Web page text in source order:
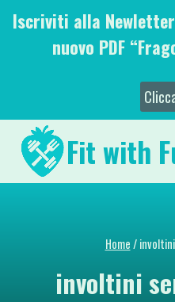
SaltaIscriviti alla
nuovo PDF
Fit with
Home/
involtini